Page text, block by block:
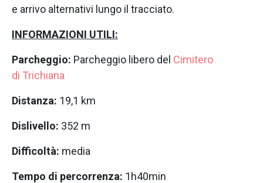
e arrivo alternativi lungo il tracciato.
INFORMAZIONI UTILI:
Parcheggio: Parcheggio libero del Cimitero
di Trichiana
Distanza: 19,1 km
Dislivello: 352 m
Difficoltà: media
Tempo di percorrenza: 1h40min